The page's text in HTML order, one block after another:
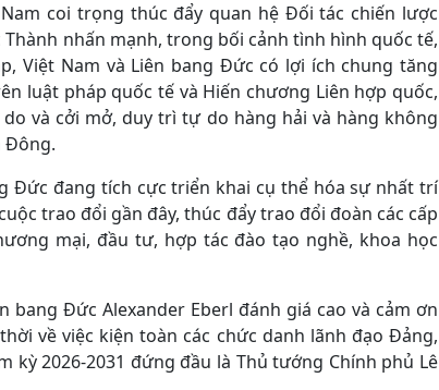
coi trọng thúc đẩy quan hệ Đối tác chiến lược
nhấn mạnh, trong bối cảnh tình hình quốc tế,
Việt Nam và Liên bang Đức có lợi ích chung tăng
luật pháp quốc tế và Hiến chương Liên hợp quốc,
và cởi mở, duy trì tự do hàng hải và hàng không
Đông.
Đức đang tích cực triển khai cụ thể hóa sự nhất trí
trao đổi gần đây, thúc đẩy trao đổi đoàn các cấp
mại, đầu tư, hợp tác đào tạo nghề, khoa học
bang Đức Alexander Eberl đánh giá cao và cảm ơn
về việc kiện toàn các chức danh lãnh đạo Đảng,
kỳ 2026-2031 đứng đầu là Thủ tướng Chính phủ Lê